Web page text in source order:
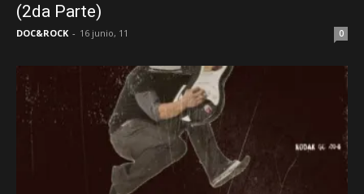
(2da Parte)
DOC&ROCK - 16 junio, 11 0